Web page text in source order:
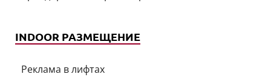
INDOOR РАЗМЕЩЕНИЕ
Реклама в лифтах